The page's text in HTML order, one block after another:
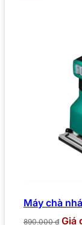
Máy chà
890.000₫ Giá